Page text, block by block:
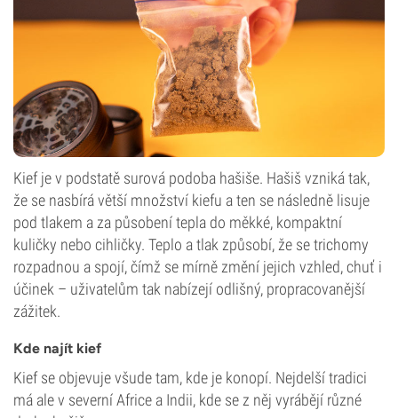
Kief je v podstatě surová podoba hašiše. Hašiš vzniká tak,
že se nasbírá větší množství kiefu a ten se následně lisuje
pod tlakem a za působení tepla do měkké, kompaktní
kuličky nebo cihličky. Teplo a tlak způsobí, že se trichomy
rozpadnou a spojí, čímž se mírně změní jejich vzhled, chuť i
účinek – uživatelům tak nabízejí odlišný, propracovanější
zážitek.
Kde najít kief
Kief se objevuje všude tam, kde je konopí. Nejdelší tradici
má ale v severní Africe a Indii, kde se z něj vyrábějí různé